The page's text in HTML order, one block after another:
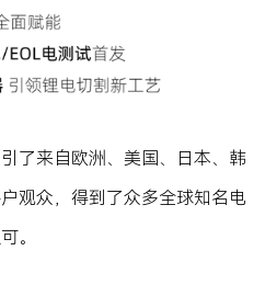
了来自欧洲、美国、日本、韩
观众，得到了众多全球知名电
。